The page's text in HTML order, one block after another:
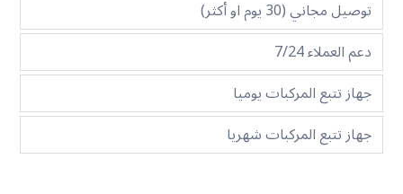
توصيل مجاني (30 يوم او أكثر)
دعم العملاء 7/24
جهاز تتبع المركبات يوميا
جهاز تتبع المركبات شهريا